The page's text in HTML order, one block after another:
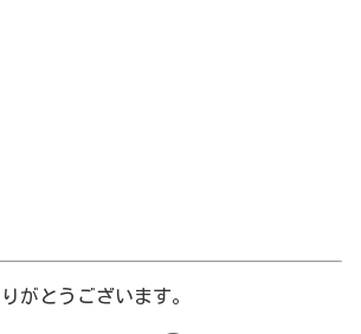
がとうございます。